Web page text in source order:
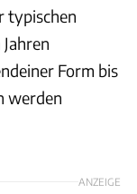
typischen
Form bis
werden
ANZEIGE